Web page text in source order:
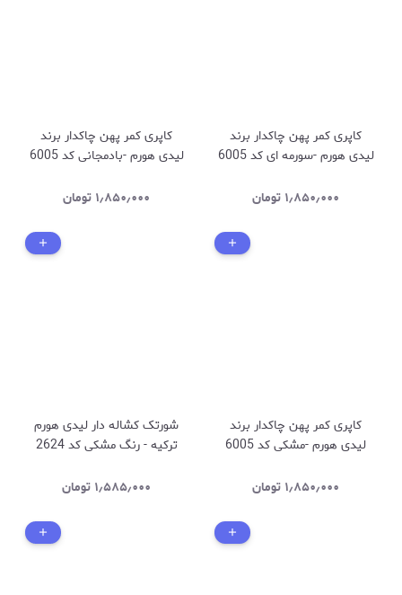
کاپری کمر پهن چاکدار برند
لیدی هورم -سورمه ای کد 6005
۱٫۸۵۰٫۰۰۰ تومان
کاپری کمر پهن چاکدار برند
لیدی هورم -بادمجانی کد 6005
۱٫۸۵۰٫۰۰۰ تومان
کاپری کمر پهن چاکدار برند
لیدی هورم -مشکی کد 6005
۱٫۸۵۰٫۰۰۰ تومان
شورتک کشاله دار لیدی هورم
ترکیه - رنگ مشکی کد 2624
۱٫۵۸۵٫۰۰۰ تومان